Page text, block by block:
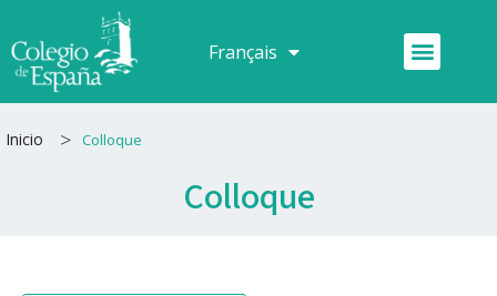
au
contenu
Français
Español Menu
Inicio > Colloque
Colloque